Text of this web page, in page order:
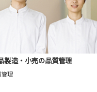
ティング部・商品開発
発